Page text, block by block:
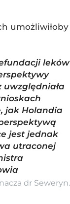
umożliwiłoby
leków
uwzględniała
jak Holandia
jest jednak
utraconej
dr Seweryn.